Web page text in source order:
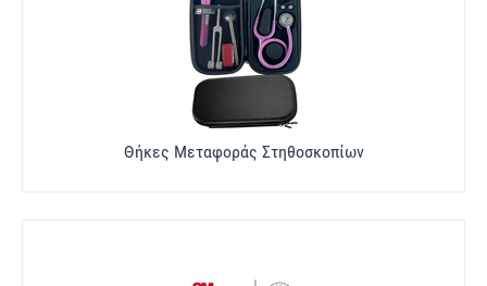
Θήκες Μεταφοράς Στηθοσκοπίων